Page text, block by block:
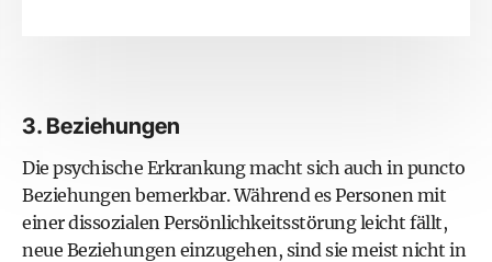
3. Beziehungen
Die psychische Erkrankung macht sich auch in puncto
Beziehungen bemerkbar. Während es Personen mit
einer dissozialen Persönlichkeitsstörung leicht fällt,
neue Beziehungen einzugehen, sind sie meist nicht in